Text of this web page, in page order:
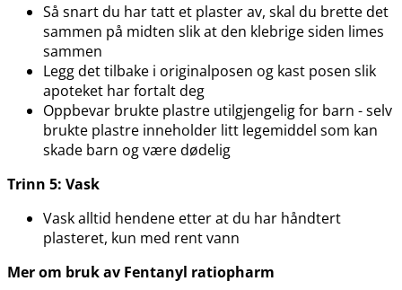
Så snart du har tatt et plaster av, skal du brette det
sammen på midten slik at den klebrige siden limes
sammen
Legg det tilbake i originalposen og kast posen slik
apoteket har fortalt deg
Oppbevar brukte plastre utilgjengelig for barn - selv
brukte plastre inneholder litt legemiddel som kan
skade barn og være dødelig
Trinn 5: Vask
Vask alltid hendene etter at du har håndtert
plasteret, kun med rent vann
Mer om bruk av Fentanyl ratiopharm